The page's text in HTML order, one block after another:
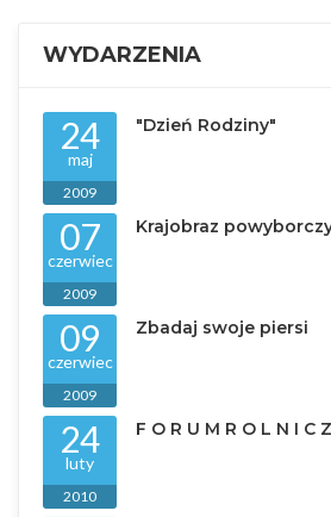
WYDARZENIA
24
maj
2009
"Dzień Rodziny"
07
czerwiec
2009
Krajobraz
09
czerwiec
2009
Zbadaj swoje piersi
24
luty
2010
F O R U M R O L N I C